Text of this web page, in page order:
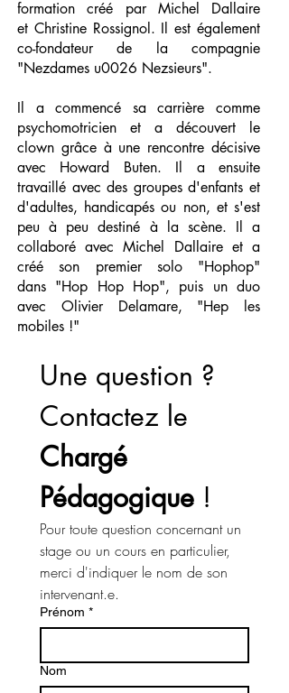
formation créé par Michel Dallaire
et Christine Rossignol. Il est également
co-fondateur de la compagnie
"Nezdames u0026 Nezsieurs".
Il a commencé sa carrière comme
psychomotricien et a découvert le
clown grâce à une rencontre décisive
avec Howard Buten. Il a ensuite
travaillé avec des groupes d'enfants et
d'adultes, handicapés ou non, et s'est
peu à peu destiné à la scène. Il a
collaboré avec Michel Dallaire et a
créé son premier solo "Hophop"
dans "Hop Hop Hop", puis un duo
avec Olivier Delamare, "Hep les
mobiles !"
Une question ?
Chargé
Pédagogique !
Pour toute question concernant un
stage ou un cours en particulier,
merci d'indiquer le nom de son
Prénom *
Nom